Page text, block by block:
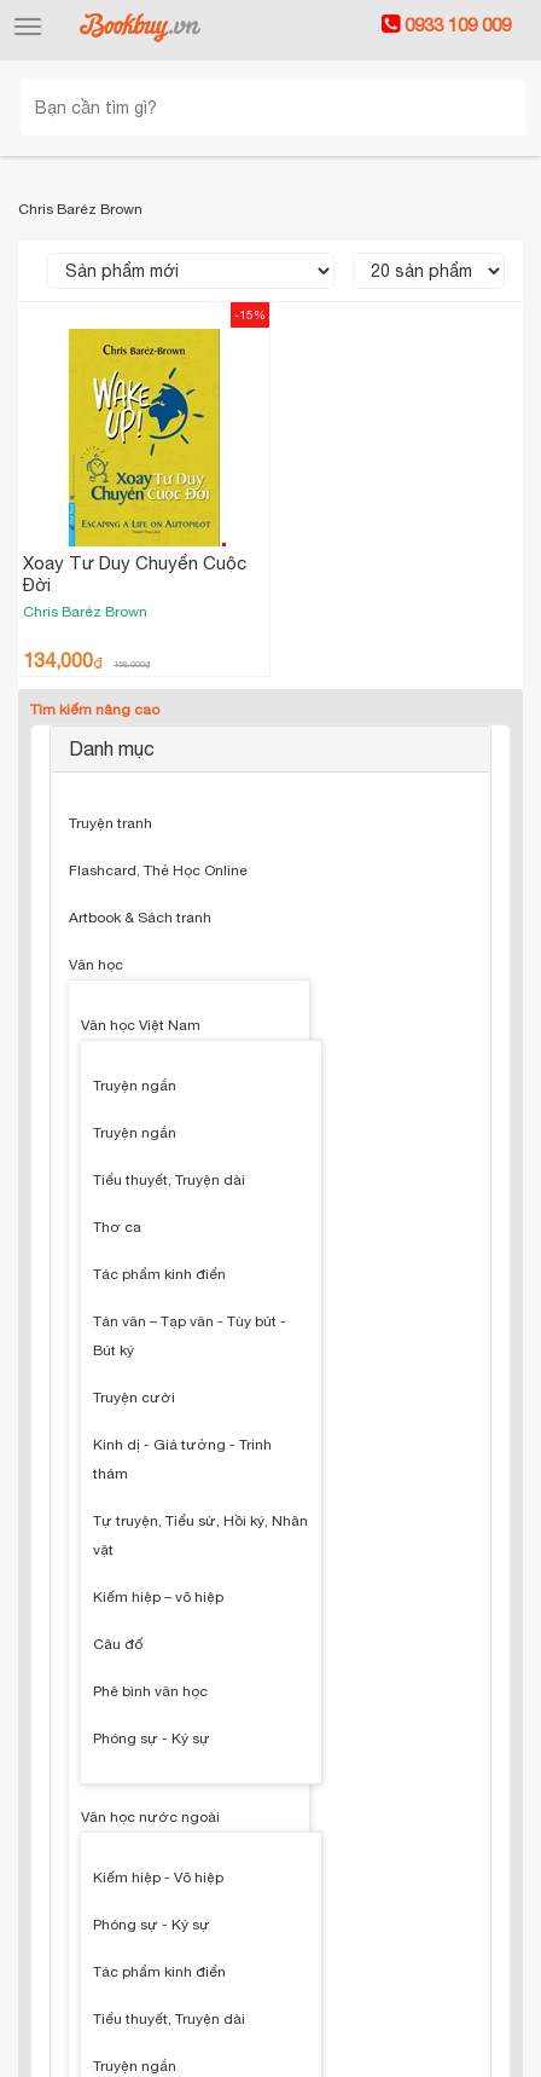
Toggle
0933 109 009
Chris Baréz Brown
Xoay Tư Duy Chuyển Cuộc
Đời
Chris Baréz Brown
134,000₫ 158,000₫
-15%
Tìm kiếm nâng cao
Danh mục
Truyện tranh
Flashcard, Thẻ Học Online
Artbook & Sách tranh
Văn học
Văn học Việt Nam
Truyện ngắn
Truyện ngắn
Tiểu thuyết, Truyện dài
Thơ ca
Tác phẩm kinh điển
Tản văn – Tạp văn - Tùy bút -
Bút ký
Truyện cười
Kinh dị - Giả tưởng - Trinh
thám
Tự truyện, Tiểu sử, Hồi ký, Nhân
vật
Kiếm hiệp – võ hiệp
Câu đố
Phê bình văn học
Phóng sự - Ký sự
Văn học nước ngoài
Kiếm hiệp - Võ hiệp
Phóng sự - Ký sự
Tác phẩm kinh điển
Tiểu thuyết, Truyện dài
Truyện ngắn